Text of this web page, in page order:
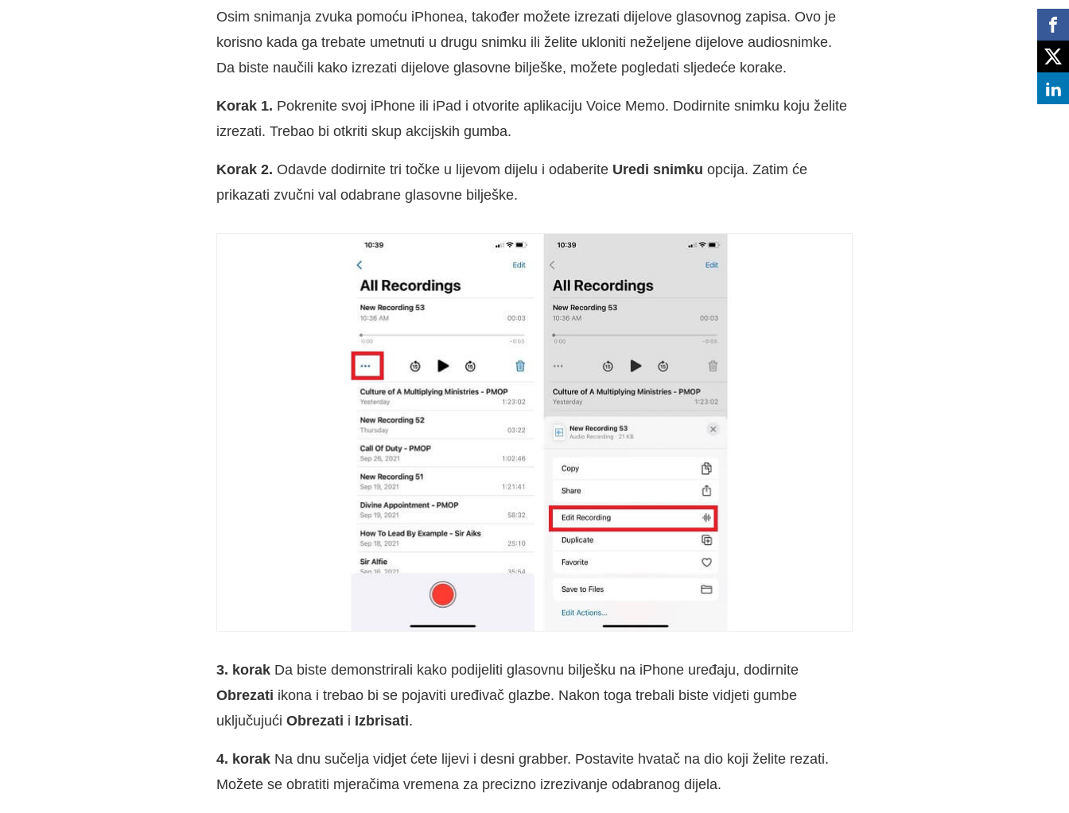
Osim snimanja zvuka pomoću iPhonea, također možete izrezati dijelove glasovnog zapisa. Ovo je
korisno kada ga trebate umetnuti u drugu snimku ili želite ukloniti neželjene dijelove audiosnimke.
Da biste naučili kako izrezati dijelove glasovne bilješke, možete pogledati sljedeće korake.
Korak 1. Pokrenite svoj iPhone ili iPad i otvorite aplikaciju Voice Memo. Dodirnite snimku koju želite
izrezati. Trebao bi otkriti skup akcijskih gumba.
Korak 2. Odavde dodirnite tri točke u lijevom dijelu i odaberite Uredi snimku opcija. Zatim će
prikazati zvučni val odabrane glasovne bilješke.
3. korak Da biste demonstrirali kako podijeliti glasovnu bilješku na iPhone uređaju, dodirnite
Obrezati ikona i trebao bi se pojaviti uređivač glazbe. Nakon toga trebali biste vidjeti gumbe
uključujući Obrezati i Izbrisati.
4. korak Na dnu sučelja vidjet ćete lijevi i desni grabber. Postavite hvatač na dio koji želite rezati.
Možete se obratiti mjeračima vremena za precizno izrezivanje odabranog dijela.